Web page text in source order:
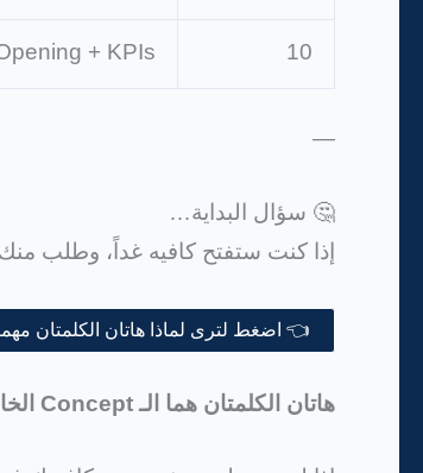
10
+ KPIs
—
🤔 سؤال البداية…
إذا كنت ستفتح كافيه غداً، وطلب
👈 اضغط لترى لماذا هاتان الكلمتان
هاتان الكلمتان هما الـ Concept الخاص بك.